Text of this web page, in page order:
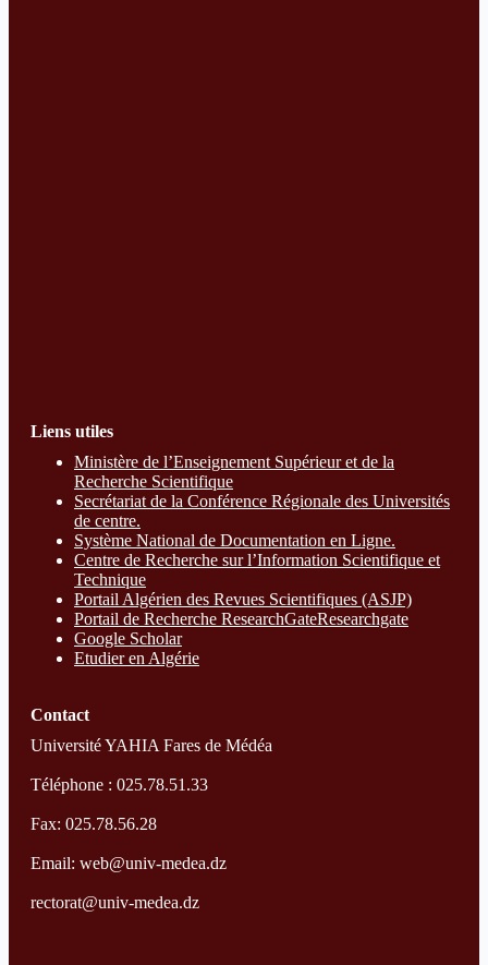
Liens utiles
Ministère de l’Enseignement Supérieur et de la
Recherche Scientifique
Secrétariat de la Conférence Régionale des Universités
de centre.
Système National de Documentation en Ligne.
Centre de Recherche sur l’Information Scientifique et
Technique
Portail Algérien des Revues Scientifiques (ASJP)
Portail de Recherche ResearchGateResearchgate
Google Scholar
Etudier en Algérie
Contact
Université YAHIA Fares de Médéa
Téléphone : 025.78.51.33
Fax: 025.78.56.28
Email: web@univ-medea.dz
rectorat@univ-medea.dz